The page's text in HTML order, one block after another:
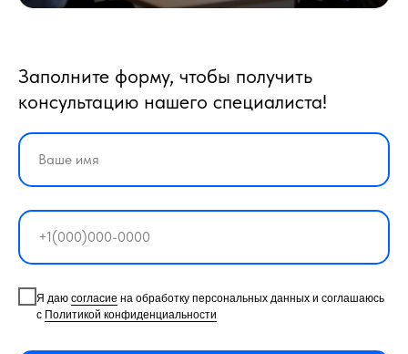
Заполните форму, чтобы получить
консультацию нашего специалиста!
Я даю согласие на обработку персональных данных и соглашаюсь
с Политикой конфиденциальности